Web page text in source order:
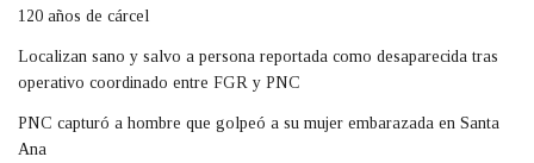
120 años de cárcel
Localizan sano y salvo a persona reportada como desaparecida tras
operativo coordinado entre FGR y PNC
PNC capturó a hombre que golpeó a su mujer embarazada en Santa
Ana